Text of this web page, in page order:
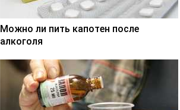
Можно ли пить капотен после
алкоголя